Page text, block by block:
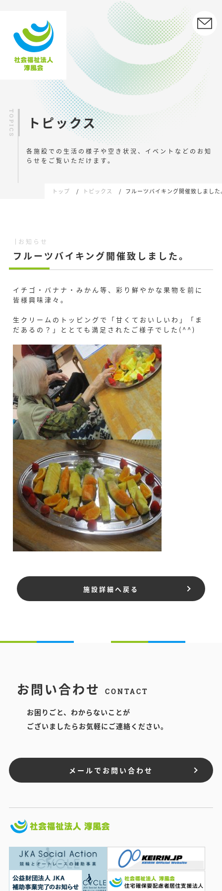
トピックス
各施設での生活の様子や空き状況、イベントなどの お知
らせをご覧いただけます。
トップ トピックス フルーツバイキング開催致しました
お知らせ
フルーツバイキング開催致しました。
イチゴ・バナナ・みかん等、彩り鮮やかな果物を前に
皆様興味津々。
生クリームのトッピングで「甘くておいしいわ」「ま
だあるの？」ととても満足されたご様子でした(^^)
施設詳細へ戻る
お問い合わせ CONTACT
お困りごと、わからないことが
ございましたらお気軽にご連絡ください。
メールでお問い合わせ